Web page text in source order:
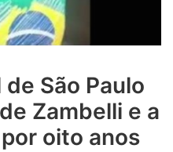
São Paulo
Zambelli e a
oito anos